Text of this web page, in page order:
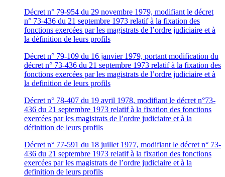
Décret n° 79-954 du 29 novembre 1979, modifiant le décret
n° 73-436 du 21 septembre 1973 relatif à la fixation des
fonctions exercées par les magistrats de l’ordre judiciaire et à
la définition de leurs profils
Décret n° 79-109 du 16 janvier 1979, portant modification du
décret n° 73-436 du 21 septembre 1973 relatif à la fixation des
fonctions exercées par les magistrats de l’ordre judiciaire et à
la definition de leurs profils
Décret n° 78-407 du 19 avril 1978, modifiant le décret n°73-
436 du 21 septembre 1973 relatif à la fixation des fonctions
exercées par les magistrats de l’ordre judiciaire et à la
définition de leurs profils
Décret n° 77-591 du 18 juillet 1977, modifiant le décret n° 73-
436 du 21 septembre 1973 relatif à la fixation des fonctions
exercées par les magistrats de l’ordre judiciaire et à la
definition de leurs profils